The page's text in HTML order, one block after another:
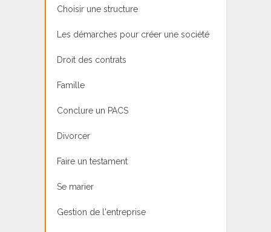
Choisir une structure
Les démarches pour créer une société
Droit des contrats
Famille
Conclure un PACS
Divorcer
Faire un testament
Se marier
Gestion de l'entreprise